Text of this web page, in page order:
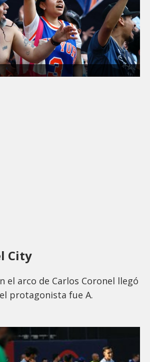
City
el arco de Carlos Coronel llegó
protagonista fue A.